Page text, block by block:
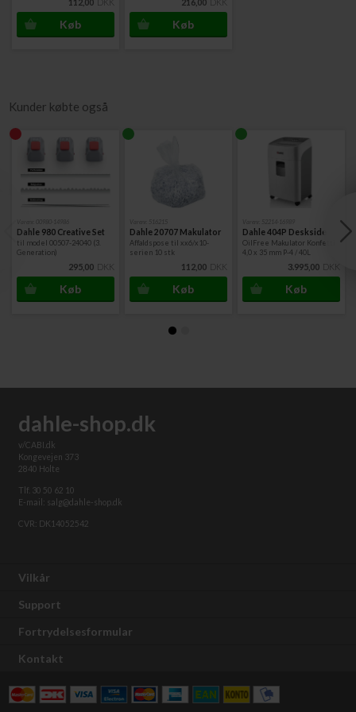
(de 2 forreste kan låses)
MHP-version (Matrix High Performance) med skæreværk
fremstillet af 2-komponentstål
Mål (HxBxD): 944 x 546 x 435 mm
Kunder købte også
Dahle 980 Creative Set
til model 00507-24040 (3.
Generation)
295,00 DKK
Dahle 20707 Makulator
Affaldspose til xx6/x10-
serien 10 stk
112,00 DKK
Dahle 404P Deskside
OilFree Makulator Konfetti
4,0 x 35 mm P-4 / 40L
3.995,00 DKK
dahle-shop.dk
v/CABI.dk
Kongevejen 373
2840 Holte
Tlf. 30 50 62 10
E-mail: salg@dahle-shop.dk
CVR: DK14052542
Vilkår
Support
Fortrydelsesformular
Kontakt